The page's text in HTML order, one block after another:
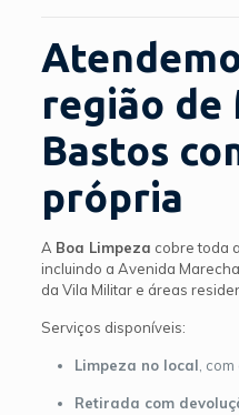
região de
Bastos
própria
A Boa Limpeza cobre toda
incluindo a Avenida
da Vila Militar e áreas
Serviços disponíveis:
Limpeza no local ,
Retirada com